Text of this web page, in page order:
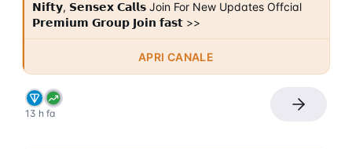
𝗡𝗶𝗳𝘁𝘆, 𝗦𝗲𝗻𝘀𝗲𝘅 𝗖𝗮𝗹𝗹𝘀 Join For New Updates Offcial
𝗣𝗿𝗲𝗺𝗶𝘂𝗺 𝗚𝗿𝗼𝘂𝗽 𝗝𝗼𝗶𝗻 𝗳𝗮𝘀𝘁 >>
APRI CANALE
13 h fa